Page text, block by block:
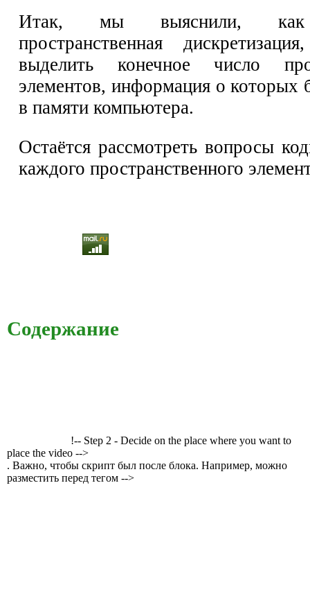
Итак, мы выяснили, как
пространственная
выделить конечное число
элементов, информация о которых
в памяти компьютера.
Остаётся рассмотреть вопросы
каждого пространственного
Содержание
!-- Step 2 - Decide on the place where you want to
place the video -->
. Важно, чтобы скрипт был после блока. Например, можно
разместить перед тегом -->